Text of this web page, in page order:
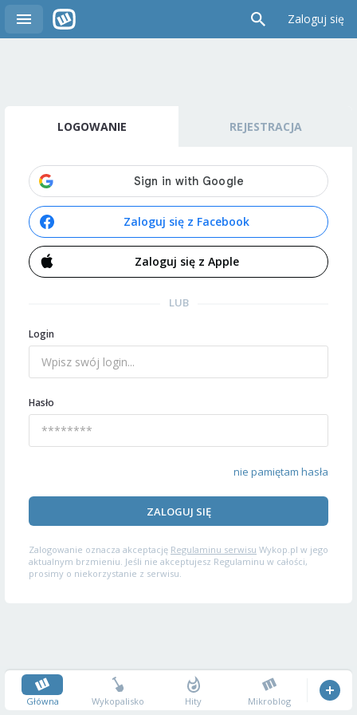
Zaloguj się
LOGOWANIE REJESTRACJA
Zaloguj się z Facebook
Zaloguj się z Apple
LUB
Login
Hasło
nie pamiętam hasła
ZALOGUJ SIĘ
Zalogowanie oznacza akceptację Regulaminu serwisu Wykop.pl w jego
aktualnym brzmieniu. Jeśli nie akceptujesz Regulaminu w całości,
prosimy o niekorzystanie z serwisu.
Główna Wykopalisko Hity Mikroblog